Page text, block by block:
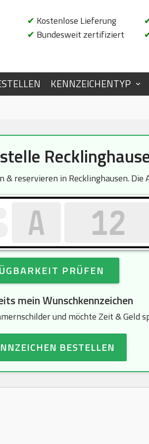
✔ Kostenlose Lieferung
✔ Bundesweit zertifiziert
KENNZEICHENTYP
& reservieren in Recklinghausen.
PRÜFEN
mein Wunschkennzeichen
und möchte Zeit & Geld
BESTELLEN